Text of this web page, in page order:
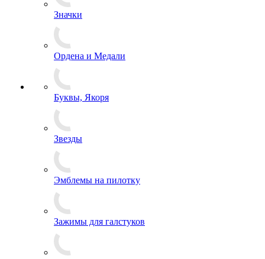
Значки
Ордена и Медали
Буквы, Якоря
Звезды
Эмблемы на пилотку
Зажимы для галстуков